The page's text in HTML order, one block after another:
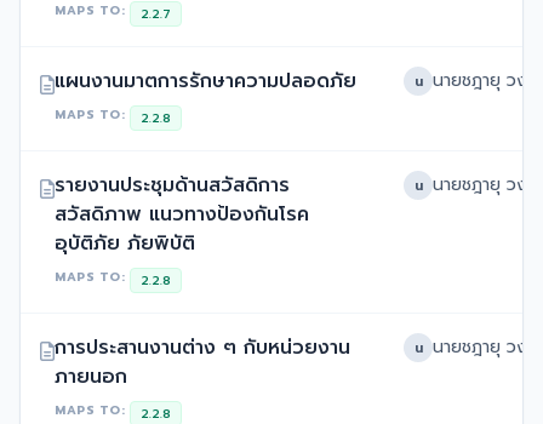
MAPS TO: 2.2.7
แผนงานมาตการรักษาความปลอดภัย
MAPS TO: 2.2.8
น
รายงานประชุมด้านสวัสดิการ
สวัสดิภาพ แนวทางป้องกันโรค
อุบัติภัย ภัยพิบัติ
MAPS TO: 2.2.8
น
การประสานงานต่าง ๆ กับหน่วยงาน
ภายนอก
MAPS TO: 2.2.8
น